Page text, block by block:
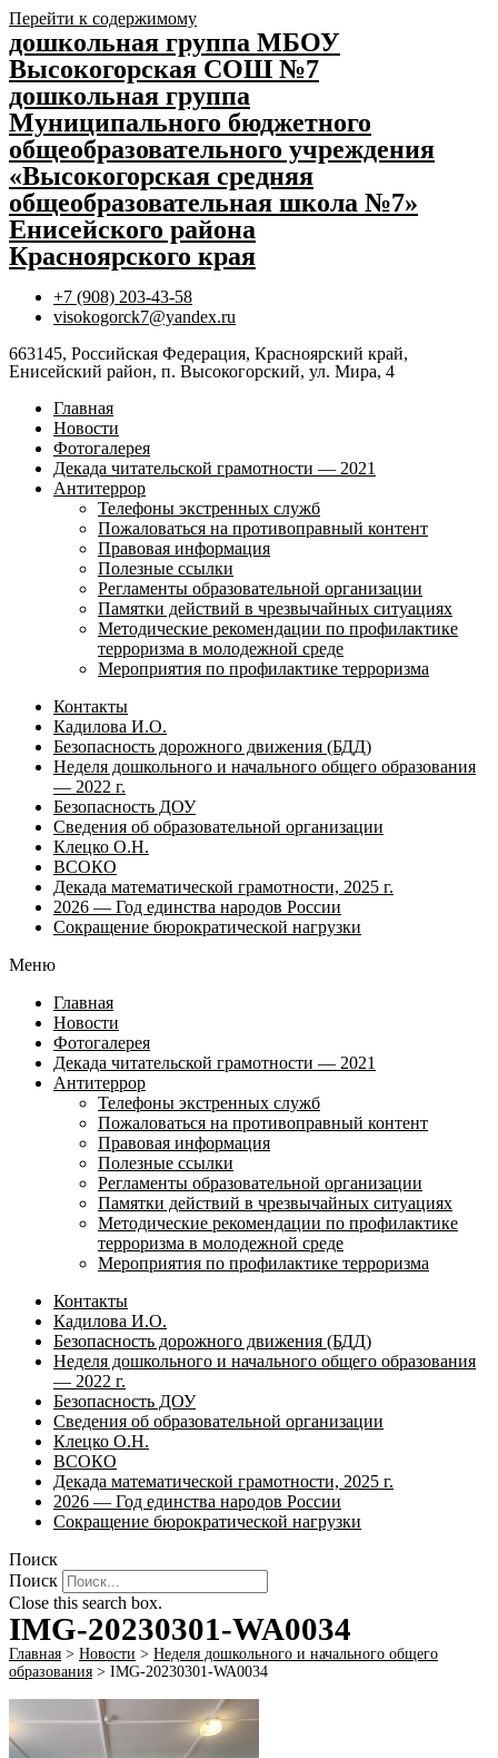
Перейти к содержимому
дошкольная группа МБОУ
Высокогорская СОШ №7
дошкольная группа
Муниципального бюджетного
общеобразовательного учреждения
«Высокогорская средняя
общеобразовательная школа №7»
Енисейского района
Красноярского края
+7 (908) 203-43-58
visokogorck7@yandex.ru
663145, Российская Федерация, Красноярский край,
Енисейский район, п. Высокогорский, ул. Мира, 4
Главная
Новости
Фотогалерея
Декада читательской грамотности — 2021
Антитеррор
Телефоны экстренных служб
Пожаловаться на противоправный контент
Правовая информация
Полезные ссылки
Регламенты образовательной организации
Памятки действий в чрезвычайных ситуациях
Методические рекомендации по профилактике
терроризма в молодежной среде
Мероприятия по профилактике терроризма
Контакты
Кадилова И.О.
Безопасность дорожного движения (БДД)
Неделя дошкольного и начального общего образования
— 2022 г.
Безопасность ДОУ
Сведения об образовательной организации
Клецко О.Н.
ВСОКО
Декада математической грамотности, 2025 г.
2026 — Год единства народов России
Сокращение бюрократической нагрузки
Меню
Главная
Новости
Фотогалерея
Декада читательской грамотности — 2021
Антитеррор
Телефоны экстренных служб
Пожаловаться на противоправный контент
Правовая информация
Полезные ссылки
Регламенты образовательной организации
Памятки действий в чрезвычайных ситуациях
Методические рекомендации по профилактике
терроризма в молодежной среде
Мероприятия по профилактике терроризма
Контакты
Кадилова И.О.
Безопасность дорожного движения (БДД)
Неделя дошкольного и начального общего образования
— 2022 г.
Безопасность ДОУ
Сведения об образовательной организации
Клецко О.Н.
ВСОКО
Декада математической грамотности, 2025 г.
2026 — Год единства народов России
Сокращение бюрократической нагрузки
Поиск
Поиск
Close this search box.
IMG-20230301-WA0034
Главная > Новости > Неделя дошкольного и начального общего
образования > IMG-20230301-WA0034